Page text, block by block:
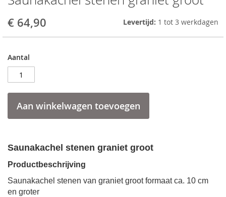
€ 64,90 Levertijd: 1 tot 3 werkdagen
Aantal
Aan winkelwagen toevoegen
Saunakachel stenen graniet groot
Productbeschrijving
Saunakachel stenen van graniet groot formaat ca. 10 cm
en groter
to
the
beginning
of
images
gallery